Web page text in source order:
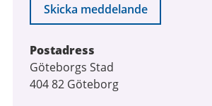
Skicka meddelande
Postadress
Göteborgs Stad
404 82 Göteborg